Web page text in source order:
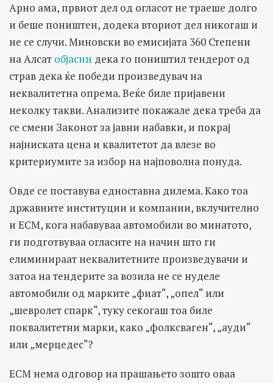
Арно ама, првиот дел од огласот не траеше долго
и беше поништен, додека вториот дел никогаш и
не се случи. Миновски во емисијата 360 Степени
на Алсат објасни дека го поништил тендерот од
страв дека ќе победи произведувач на
неквалитетна опрема. Веќе биле пријавени
неколку такви. Анализите покажале дека треба да
се смени Законот за јавни набавки, и покрај
најниската цена и квалитетот да влезе во
критериумите за избор на најповолна понуда.
Овде се поставува едноставна дилема. Како тоа
државните институции и компании, вклучително
и ЕСМ, кога набавуваа автомобили во минатото,
ги подготвуваа огласите на начин што ги
елиминираат неквалитетните произведувачи и
затоа на тендерите за возила не се нуделе
автомобили од марките „фиат“, „опел“ или
„шевролет спарк“, туку секогаш тоа биле
поквалитетни марки, како „фолксваген“, „ауди“
или „мерцедес“?
ЕСМ нема одговор на прашањето зошто оваа